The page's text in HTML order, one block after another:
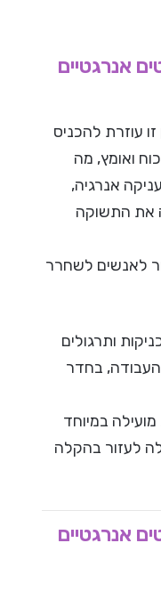
ותכשיטים אנרגטיים
עוזרת להכניס
ואומץ, מה
אנרגיה,
את התשוקה
לאנשים לשחרר
ותרגולים
העבודה, בחדר
במיוחד
לעזור בהקלה
ותכשיטים אנרגטיים